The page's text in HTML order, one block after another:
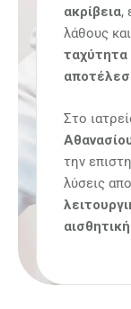
ακρίβεια,
λάθους
ταχύτητα
Στο
την
λύσεις